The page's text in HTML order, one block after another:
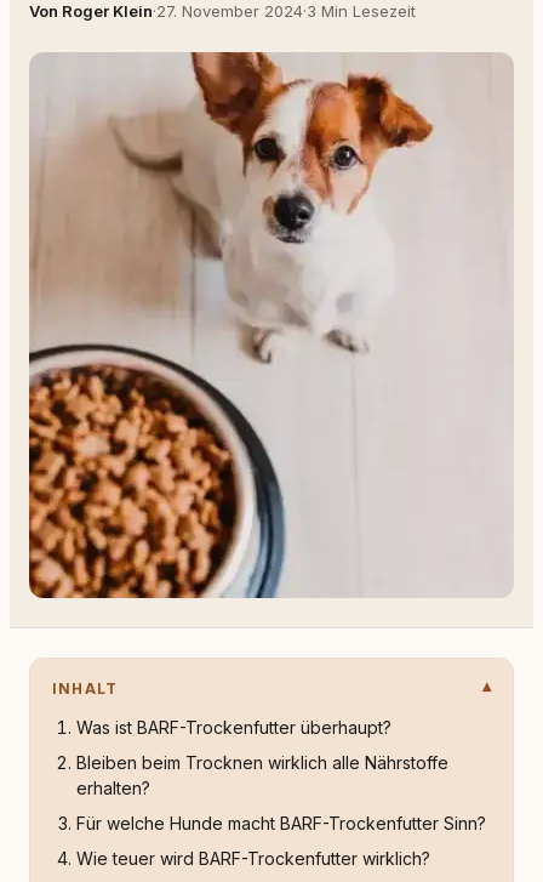
Von Roger Klein·27. November 2024·3 Min Lesezeit
INHALT
Was ist BARF-Trockenfutter überhaupt?
Bleiben beim Trocknen wirklich alle Nährstoffe
erhalten?
Für welche Hunde macht BARF-Trockenfutter Sinn?
Wie teuer wird BARF-Trockenfutter wirklich?